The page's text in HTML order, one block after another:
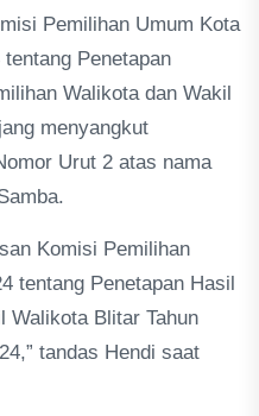
Pemilihan Umum Kota
Penetapan
Walikota dan Wakil
menyangkut
Urut 2 atas nama
Komisi Pemilihan
tentang Penetapan Hasil
Walikota Blitar Tahun
tandas Hendi saat